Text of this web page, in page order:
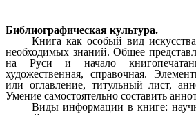
Библиографическая культура.
Книга как особый вид
необходимых знаний. Общее
на Руси и начало
художественная, справочная.
или оглавление, титульный лист,
Умение самостоятельно составить
Виды информации в книге: